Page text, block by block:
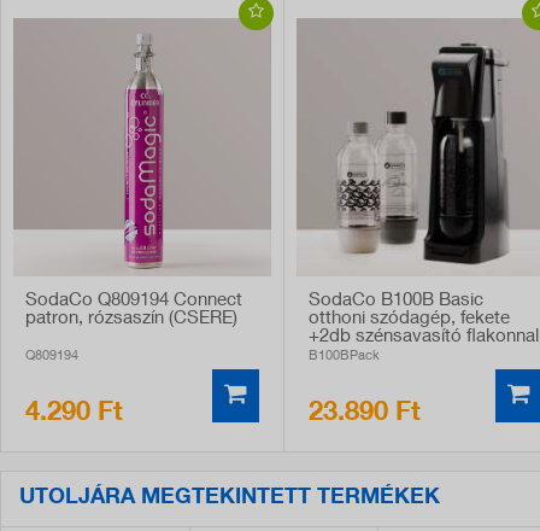
SodaCo Q809194 Connect
patron, rózsaszín (CSERE)
Q809194
4.290 Ft
SodaCo B100B Basic
otthoni szódagép, fekete
+2db szénsavasító flakonnal
B100BPack
23.890 Ft
UTOLJÁRA MEGTEKINTETT TERMÉKEK